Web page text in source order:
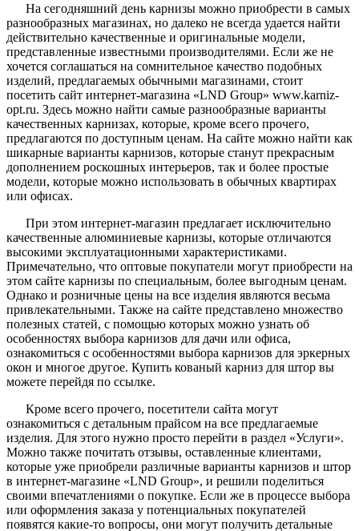
На сегодняшний день карнизы можно приобрести в самых
разнообразных магазинах, но далеко не всегда удается найти
действительно качественные и оригинальные модели,
представленные известными производителями. Если же не
хочется соглашаться на сомнительное качество подобных
изделий, предлагаемых обычными магазинами, стоит
посетить сайт интернет-магазина «LND Group» www.karniz-
opt.ru. Здесь можно найти самые разнообразные варианты
качественных карнизах, которые, кроме всего прочего,
предлагаются по доступным ценам. На сайте можно найти как
шикарные варианты карнизов, которые станут прекрасным
дополнением роскошных интерьеров, так и более простые
модели, которые можно использовать в обычных квартирах
или офисах.
При этом интернет-магазин предлагает исключительно
качественные алюминиевые карнизы, которые отличаются
высокими эксплуатационными характеристиками.
Примечательно, что оптовые покупатели могут приобрести на
этом сайте карнизы по специальным, более выгодным ценам.
Однако и розничные цены на все изделия являются весьма
привлекательными. Также на сайте представлено множество
полезных статей, с помощью которых можно узнать об
особенностях выбора карнизов для дачи или офиса,
ознакомиться с особенностями выбора карнизов для эркерных
окон и многое другое. Купить кованый карниз для штор вы
можете перейдя по ссылке.
Кроме всего прочего, посетители сайта могут
ознакомиться с детальным прайсом на все предлагаемые
изделия. Для этого нужно просто перейти в раздел «Услуги».
Можно также почитать отзывы, оставленные клиентами,
которые уже приобрели различные варианты карнизов и штор
в интернет-магазине «LND Group», и решили поделиться
своими впечатлениями о покупке. Если же в процессе выбора
или оформления заказа у потенциальных покупателей
появятся какие-то вопросы, они могут получить детальные